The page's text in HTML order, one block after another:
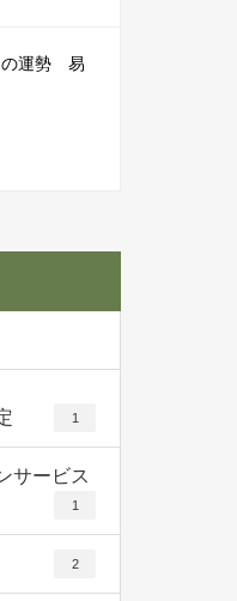
の運勢 易
1
サービス
1
2